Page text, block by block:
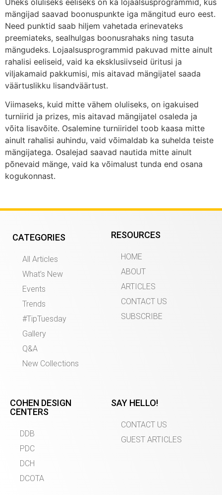
mängijad saavad boonuspunkte iga mängitud euro eest.
Need punktid saab hiljem vahetada erinevateks
preemiateks, sealhulgas boonusrahaks ning tasuta
mängudeks. Lojaalsusprogrammid pakuvad mitte ainult
rahalisi eeliseid, vaid ka eksklusiivseid üritusi ja
viljakamaid pakkumisi, mis aitavad mängijatel saada
väärtuslikku lisandväärtust.
Viimaseks, kuid mitte vähem oluliseks, on igakuised
turniirid ja prizes, mis aitavad mängijatel osaleda ja
võita lisavõite. Osalemine turniiridel toob kaasa mitte
ainult rahalisi auhindu, vaid võimaldab ka suhelda teiste
mängijatega. Osalejad saavad nautida mitte ainult
põnevaid mänge, vaid ka võimalust tunda end osana
kogukonnast.
CATEGORIES
All Articles
What’s New
Events
Trends
#TipTuesday
Gallery
Q&A
New Collections
RESOURCES
HOME
ABOUT
ARTICLES
CONTACT US
SUBSCRIBE
COHEN DESIGN
CENTERS
DDB
PDC
DCH
DCOTA
SAY HELLO!
CONTACT US
GUEST ARTICLES